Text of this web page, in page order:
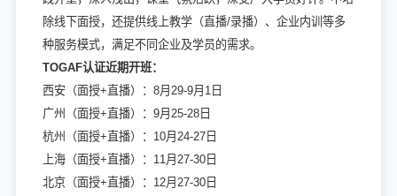
除线下面授，还提供线上教学（直播/录播）、企业内训等多
种服务模式，满足不同企业及学员的需求。
TOGAF认证近期开班：
西安（面授+直播）：8月29-9月1日
广州（面授+直播）：9月25-28日
杭州（面授+直播）：10月24-27日
上海（面授+直播）：11月27-30日
北京（面授+直播）：12月27-30日